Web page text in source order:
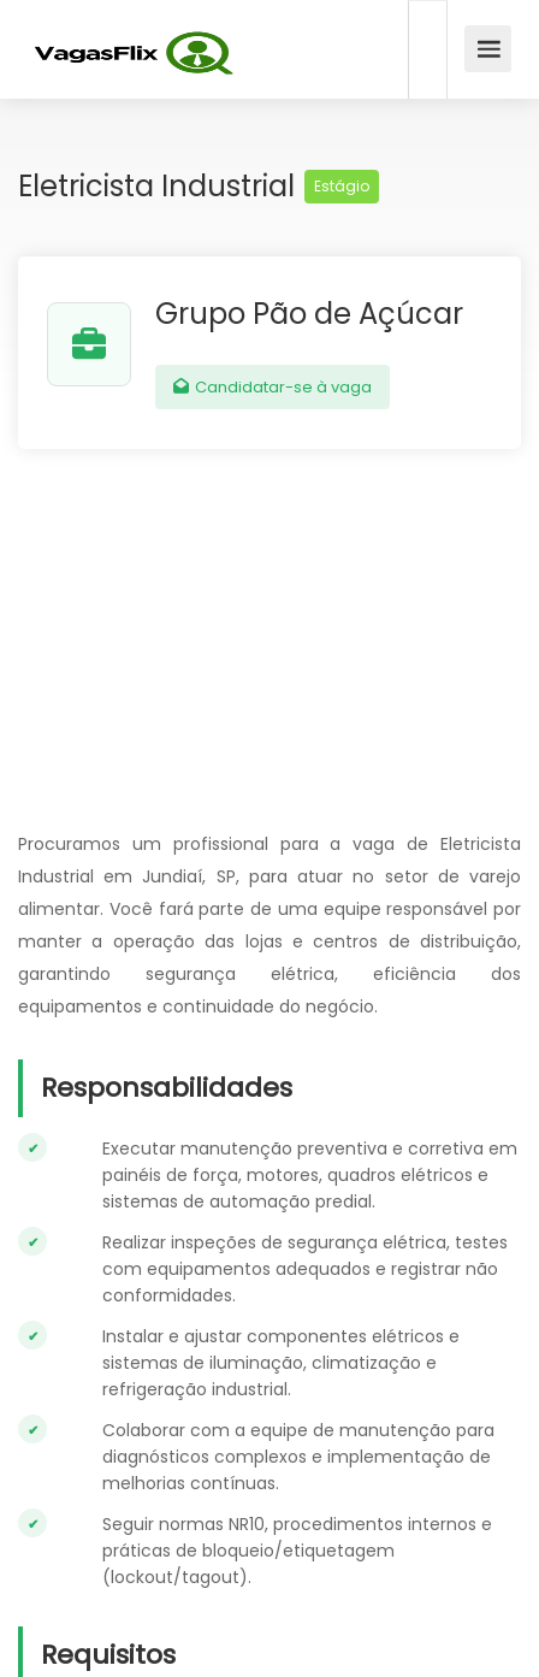
Eletricista Industrial Estágio
Grupo Pão de Açúcar
Candidatar-se à vaga
Procuramos um profissional para a vaga de Eletricista
Industrial em Jundiaí, SP, para atuar no setor de varejo
alimentar. Você fará parte de uma equipe responsável por
manter a operação das lojas e centros de distribuição,
garantindo segurança elétrica, eficiência dos
equipamentos e continuidade do negócio.
Responsabilidades
Executar manutenção preventiva e corretiva em
painéis de força, motores, quadros elétricos e
sistemas de automação predial.
Realizar inspeções de segurança elétrica, testes
com equipamentos adequados e registrar não
conformidades.
Instalar e ajustar componentes elétricos e
sistemas de iluminação, climatização e
refrigeração industrial.
Colaborar com a equipe de manutenção para
diagnósticos complexos e implementação de
melhorias contínuas.
Seguir normas NR10, procedimentos internos e
práticas de bloqueio/etiquetagem
(lockout/tagout).
Requisitos